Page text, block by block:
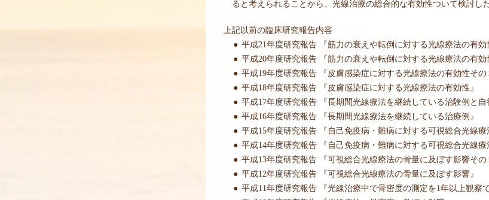
ると考えられることから、光線治療の総合的な有効性ついて検討した
上記以前の臨床研究報告内容
● 平成21年度研究報告 『筋力の衰えや転倒に対する光線療法の有効
● 平成20年度研究報告 『筋力の衰えや転倒に対する光線療法の有効
● 平成19年度研究報告 『皮膚感染症に対する光線療法の有効性その
● 平成18年度研究報告 『皮膚感染症に対する光線療法の有効性』
● 平成17年度研究報告 『長期間光線療法を継続している治験例と自
● 平成16年度研究報告 『長期間光線療法を継続している治療例』
● 平成15年度研究報告 『自己免疫病・難病に対する可視総合光線療
● 平成14年度研究報告 『自己免疫病・難病に対する可視総合光線療
● 平成13年度研究報告 『可視総合光線療法の骨量に及ぼす影響その
● 平成12年度研究報告 『可視総合光線療法の骨量に及ぼす影響』
● 平成11年度研究報告 『光線治療中で骨密度の測定を1年以上観察